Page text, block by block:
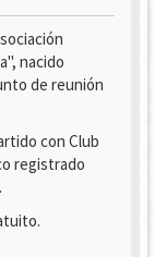
nacido
de reunión
con Club
registrado